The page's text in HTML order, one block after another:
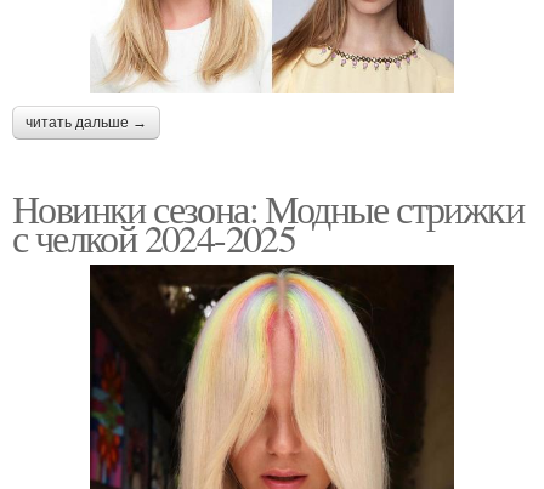
читать дальше →
Новинки сезона: Модные стрижки
с челкой 2024-2025